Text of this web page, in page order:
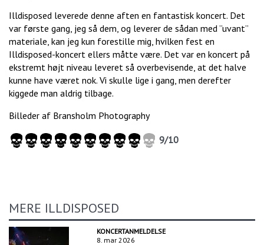
Illdisposed leverede denne aften en fantastisk koncert. Det
var første gang, jeg så dem, og leverer de sådan med ”uvant”
materiale, kan jeg kun forestille mig, hvilken fest en
Illdisposed-koncert ellers måtte være. Det var en koncert på
ekstremt højt niveau leveret så overbevisende, at det halve
kunne have været nok. Vi skulle lige i gang, men derefter
kiggede man aldrig tilbage.
Billeder af Bransholm Photography
9/10
MERE ILLDISPOSED
KONCERTANMELDELSE
8. mar 2026